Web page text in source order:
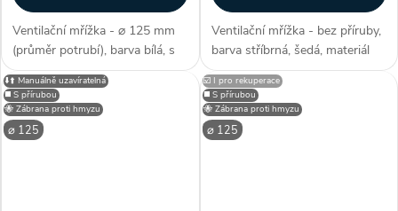
Ventilační mřížka - ⌀ 125 mm
(průměr potrubí), barva bílá, s
pevnou žaluzií, do interiéru i
exteriéru, pletivo proti ptactvu /
hlodacům (cca. 10 x 10 mm),
jednoduchá instalace,...
Ventilační mřížka - bez příruby,
barva stříbrná, šedá, materiál
nerez, s pevnou žaluzií, do
interiéru i exteriéru, elegantní
design, síť proti hmyzu,
ptactvu, hlodavcům,...
⌀ 125
⬇️⬆️ Manuálně uzavíratelná
◼️ S přírubou
🐝 Zábrana proti hmyzu
⌀ 125
☑️ I pro rekuperace
◼️ S přírubou
🐝 Zábrana proti hmyzu